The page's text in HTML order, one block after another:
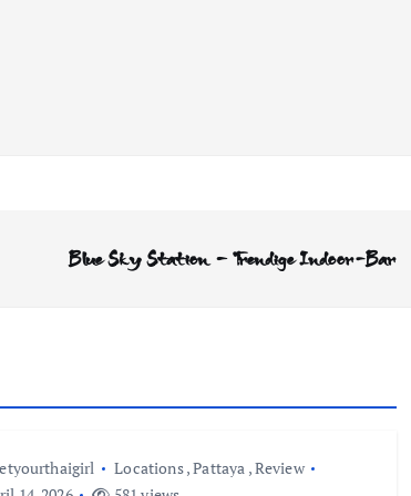
Blue Sky Station – Trendige Indoor-Bar
Locations,Pattaya ,Review